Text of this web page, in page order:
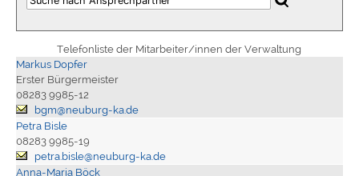
Telefonliste der Mitarbeiter/innen der Verwaltung
Markus Dopfer
Erster Bürgermeister
08283 9985-12
bgm@neuburg-ka.de
Petra Bisle
08283 9985-19
petra.bisle@neuburg-ka.de
Anna-Maria Böck